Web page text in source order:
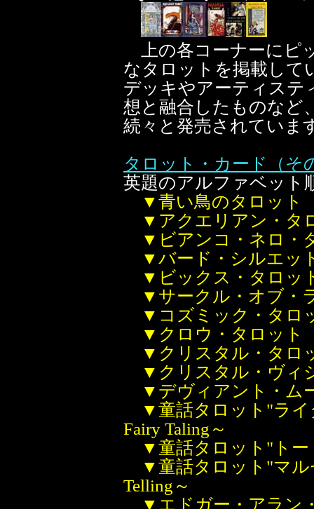
上の各コーナーにピ
なタロットを掲載して
デッキやアーティステ
想と融合したものなど
続々と発売されていま
タロット・カード（そ
英題のアルファベット
▼青い鳥のタロット
▼アクエリアン・タ
▼ビアンコ・ネロ・
▼バード・シルエッ
▼ビックス・タロッ
▼サークル・オブ・
▼コズミック・タロ
▼クロウ・タロット
▼クリスタル・タロ
▼クリスタル・ヴィ
▼デヴィアント・ム
▼童話タロット"ラ
Fairy Taling～
▼童話タロット"ト
▼童話タロット"マ
Telling～
▼エドガー・アラン